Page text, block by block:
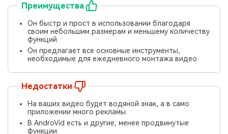
Преимущества
Он быстр и прост в использовании благодаря
своим небольшим размерам и меньшему количеству
функций.
Он предлагает все основные инструменты,
необходимые для ежедневного монтажа видео.
Недостатки
На ваших видео будет водяной знак, а в само
приложении много рекламы.
В AndroVid есть и другие, менее продвинутые
функции.